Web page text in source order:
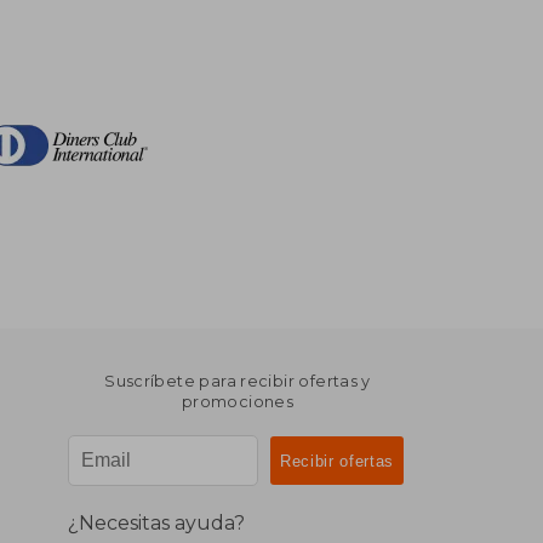
Suscríbete para recibir ofertas y
promociones
¿Necesitas ayuda?